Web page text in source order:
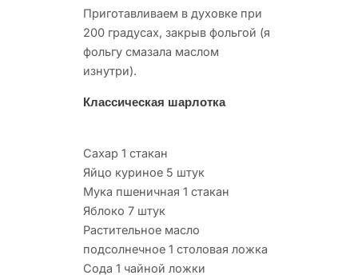
Приготавливаем в духовке при
200 градусах, закрыв фольгой (я
фольгу смазала маслом
изнутри).
Классическая шарлотка
Сахар 1 стакан
Яйцо куриное 5 штук
Мука пшеничная 1 стакан
Яблоко 7 штук
Растительное масло
подсолнечное 1 столовая ложка
Сода 1 чайной ложки